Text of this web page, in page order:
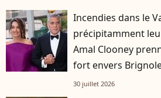
Incendies dans le
précipitamment
Amal Clooney
fort envers
30 juillet 2026